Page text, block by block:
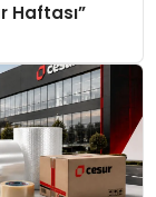
Haftası”